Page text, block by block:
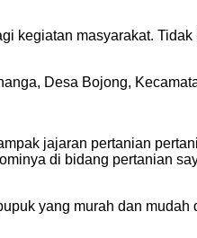
kegiatan masyarakat.
Desa Bojong,
jajaran pertanian
di bidang pertanian
yang murah dan